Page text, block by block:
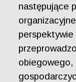
następujące
perspektywie
obiegowego,